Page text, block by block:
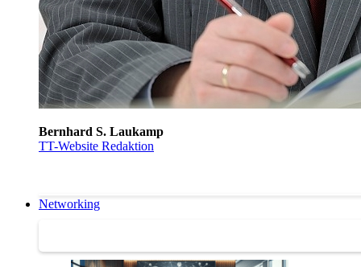
Bernhard S. Laukamp
TT-Website Redaktion
Networking